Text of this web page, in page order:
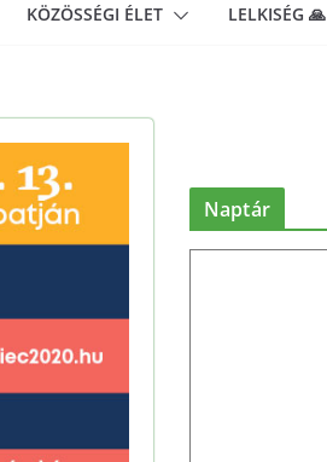
KÖZÖSSÉGI ÉLET LELKISÉG 🙏
Naptár